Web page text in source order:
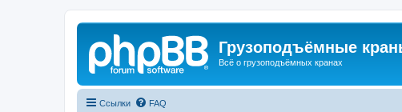
Грузоподъёмные
Всё о грузоподъёмных кранах
Ссылки FAQ